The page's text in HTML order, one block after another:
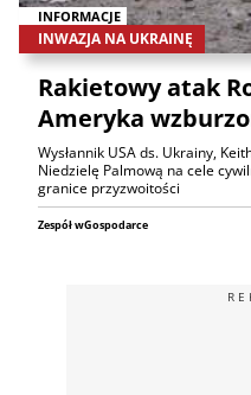
INFORMACJE
INWAZJA NA UKRAINĘ
Rakietowy atak
Ameryka
Wysłannik USA ds. Ukrainy,
Niedzielę Palmową na cele
granice przyzwoitości
Zespół wGospodarce